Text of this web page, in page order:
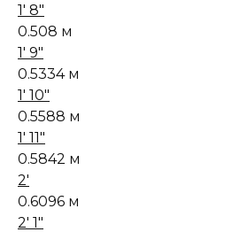
1' 8"
0.508 м
1' 9"
0.5334 м
1' 10"
0.5588 м
1' 11"
0.5842 м
2'
0.6096 м
2' 1"